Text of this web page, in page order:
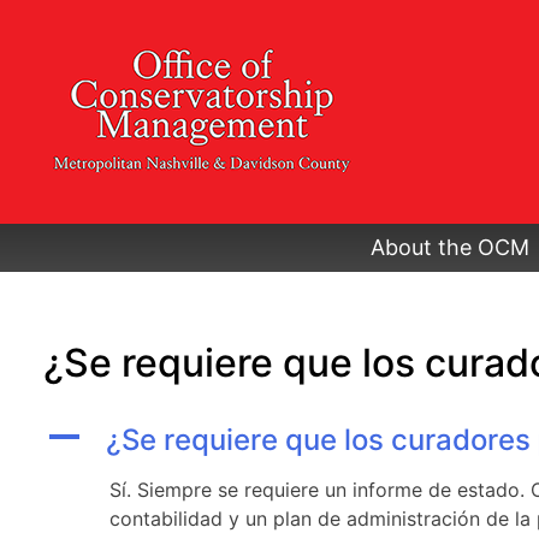
About the OCM
¿Se requiere que los
A ¿Se requiere que los
Sí. Siempre se requiere un informe de
contabilidad y un plan de administración de